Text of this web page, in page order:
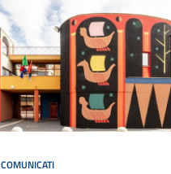
COMUNICATI